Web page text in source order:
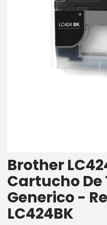
Brother
Cartucho De
Generico -
LC424BK